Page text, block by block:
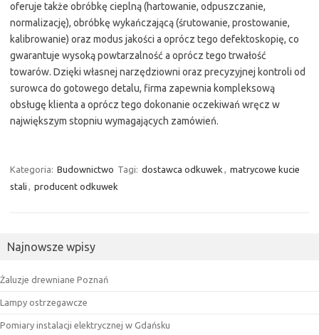
oferuje także obróbkę cieplną (hartowanie, odpuszczanie,
normalizację), obróbkę wykańczającą (śrutowanie, prostowanie,
kalibrowanie) oraz modus jakości a oprócz tego defektoskopię, co
gwarantuje wysoką powtarzalność a oprócz tego trwałość
towarów. Dzięki własnej narzędziowni oraz precyzyjnej kontroli od
surowca do gotowego detalu, firma zapewnia kompleksową
obsługę klienta a oprócz tego dokonanie oczekiwań wręcz w
największym stopniu wymagających zamówień.
Kategoria: Budownictwo Tagi: dostawca odkuwek , matrycowe kucie
stali , producent odkuwek
Najnowsze wpisy
Żaluzje drewniane Poznań
Lampy ostrzegawcze
Pomiary instalacji elektrycznej w Gdańsku